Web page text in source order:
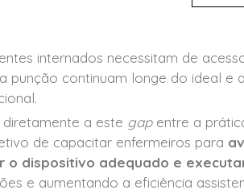
internados necessitam de
punção continuam longe do ideal e
a este gapentre a
de capacitar enfermeiros para
o dispositivo adequado e
e aumentando a eficiência